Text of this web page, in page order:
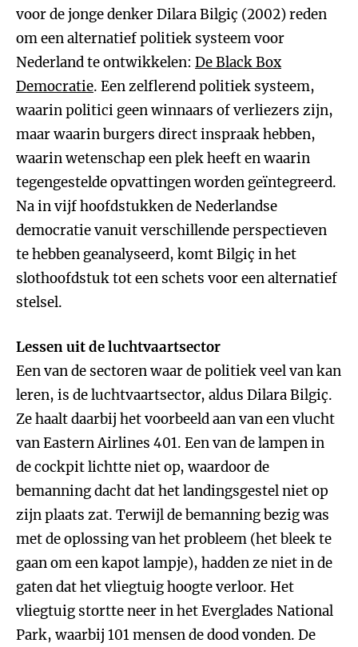
voor de jonge denker Dilara Bilgiç (2002) reden
om een alternatief politiek systeem voor
Nederland te ontwikkelen: De Black Box
Democratie. Een zelflerend politiek systeem,
waarin politici geen winnaars of verliezers zijn,
maar waarin burgers direct inspraak hebben,
waarin wetenschap een plek heeft en waarin
tegengestelde opvattingen worden geïntegreerd.
Na in vijf hoofdstukken de Nederlandse
democratie vanuit verschillende perspectieven
te hebben geanalyseerd, komt Bilgiç in het
slothoofdstuk tot een schets voor een alternatief
stelsel.
Lessen uit de luchtvaartsector
Een van de sectoren waar de politiek veel van kan
leren, is de luchtvaartsector, aldus Dilara Bilgiç.
Ze haalt daarbij het voorbeeld aan van een vlucht
van Eastern Airlines 401. Een van de lampen in
de cockpit lichtte niet op, waardoor de
bemanning dacht dat het landingsgestel niet op
zijn plaats zat. Terwijl de bemanning bezig was
met de oplossing van het probleem (het bleek te
gaan om een kapot lampje), hadden ze niet in de
gaten dat het vliegtuig hoogte verloor. Het
vliegtuig stortte neer in het Everglades National
Park, waarbij 101 mensen de dood vonden. De